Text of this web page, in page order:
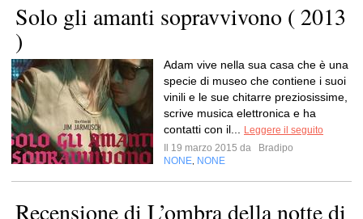
Solo gli amanti sopravvivono ( 2013
)
Adam vive nella sua casa che è una
specie di museo che contiene i suoi
vinili e le sue chitarre preziosissime,
scrive musica elettronica e ha
contatti con il...
Leggere il seguito
Il 19 marzo 2015 da
Bradipo
NONE NONE
Recensione di L’ombra della notte di